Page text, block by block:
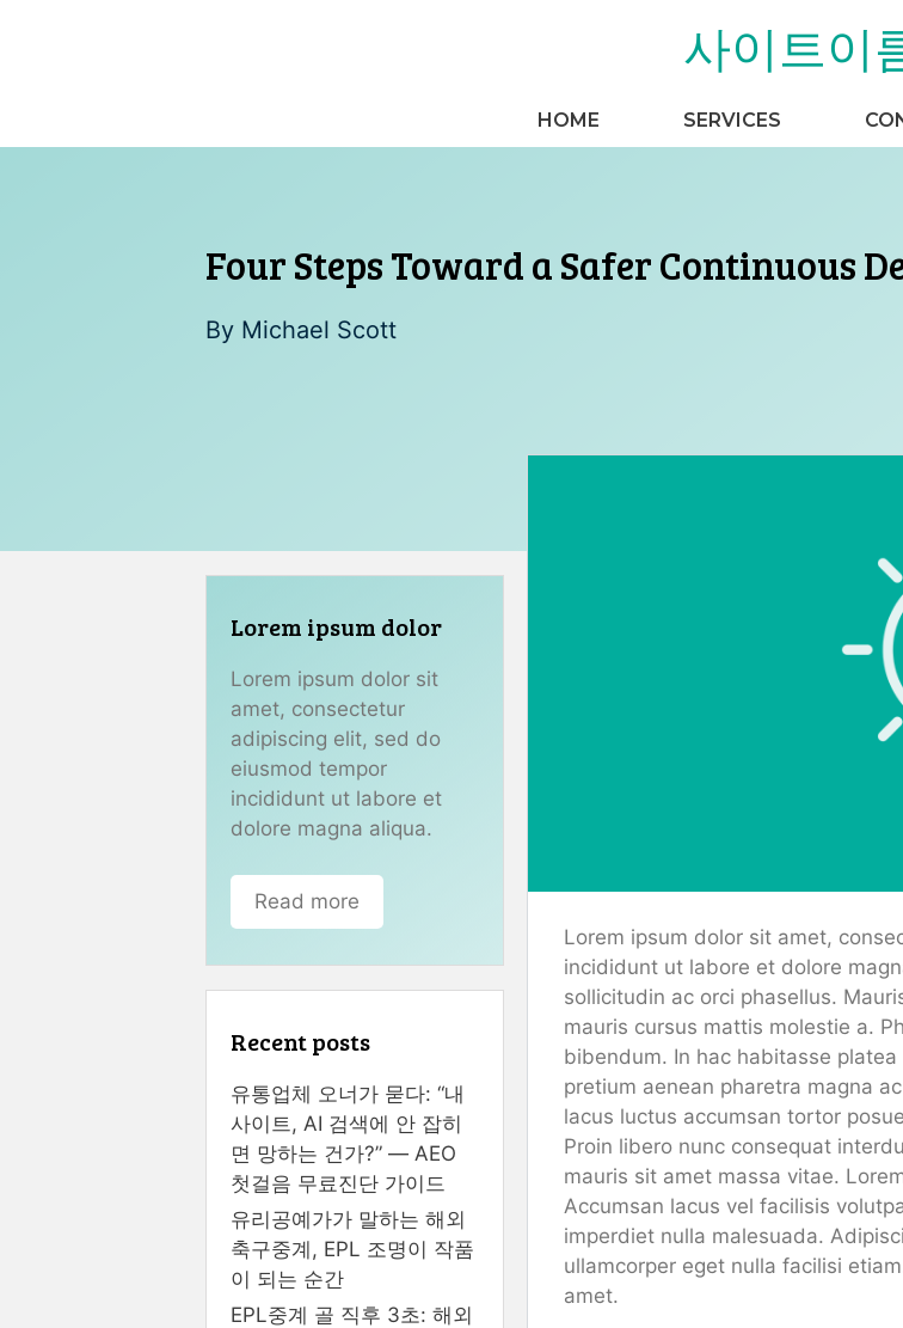
사이트이
HOME SERVICES
Four Steps Toward a Safer Continuous
By Michael Scott
Lorem ipsum dolor sit amet,
incididunt ut labore et dolore
sollicitudin ac orci phasellus.
mauris cursus mattis molestie a.
bibendum. In hac habitasse
pretium aenean pharetra magna
lacus luctus accumsan tortor
Proin libero nunc consequat
mauris sit amet massa vitae.
Accumsan lacus vel facilisis
imperdiet nulla malesuada.
ullamcorper eget nulla facilisi
amet.
Lorem ipsum dolor
Lorem ipsum dolor sit
amet, consectetur
adipiscing elit, sed do
eiusmod tempor
incididunt ut labore et
dolore magna aliqua.
Read more
Recent posts
유통업체 오너가 묻다: “내
사이트, AI 검색에 안 잡히
면 망하는 건가?” — AEO
첫걸음 무료진단 가이드
유리공예가가 말하는 해외
축구중계, EPL 조명이 작품
이 되는 순간
EPL중계 골 직후 3초: 해외